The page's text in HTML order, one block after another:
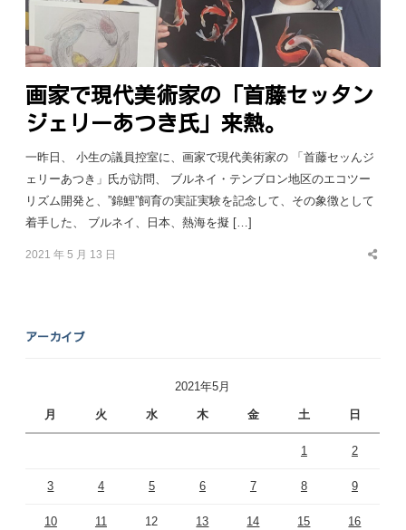
画家で現代美術家の「首藤セッタン
ジェリーあつき氏」来熱。
一昨日、 小生の議員控室に、画家で現代美術家の 「首藤セッんジ
ェリーあつき」氏が訪問、 ブルネイ・テンブロン地区のエコツー
リズム開発と、”錦鯉”飼育の実証実験を記念して、その象徴として
着手した、 ブルネイ、日本、熱海を擬 […]
2021 年 5 月 13 日
Share
アーカイブ
2021年5月
月 火 水 木 金 土 日
1 2
3 4 5 6 7 8 9
10 11 12 13 14 15 16